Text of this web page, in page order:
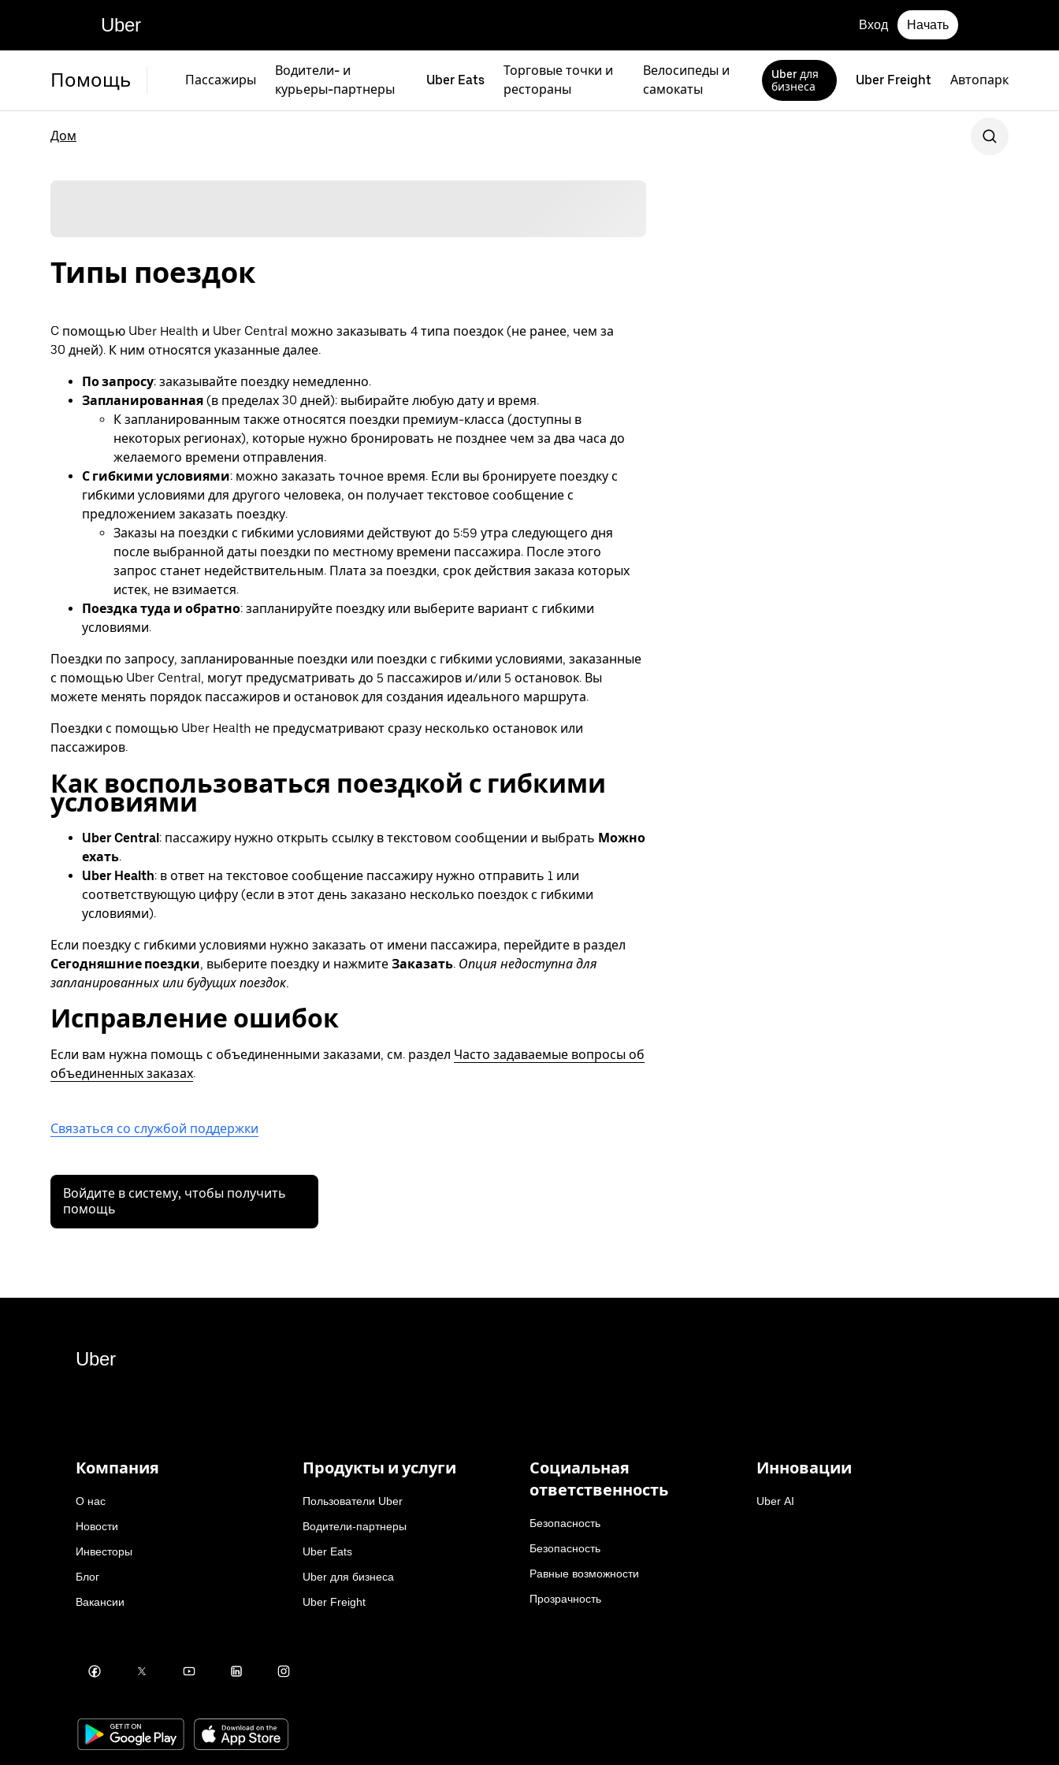
Uber Вход Начать
Помощь Пассажиры
Водители- и
курьеры-партнеры
Uber Eats
Торговые точки и
рестораны
Велосипеды и
самокаты
Uber для
бизнеса
Uber Freight Автопарк
Дом
Типы поездок
C помощью Uber Health и Uber Central можно заказывать 4 типа поездок (не ранее, чем за
30 дней). К ним относятся указанные далее.
По запросу: заказывайте поездку немедленно.
Запланированная (в пределах 30 дней): выбирайте любую дату и время.
К запланированным также относятся поездки премиум-класса (доступны в
некоторых регионах), которые нужно бронировать не позднее чем за два часа до
желаемого времени отправления.
С гибкими условиями: можно заказать точное время. Если вы бронируете поездку с
гибкими условиями для другого человека, он получает текстовое сообщение с
предложением заказать поездку.
Заказы на поездки с гибкими условиями действуют до 5:59 утра следующего дня
после выбранной даты поездки по местному времени пассажира. После этого
запрос станет недействительным. Плата за поездки, срок действия заказа которых
истек, не взимается.
Поездка туда и обратно: запланируйте поездку или выберите вариант с гибкими
условиями.
Поездки по запросу, запланированные поездки или поездки с гибкими условиями, заказанные
с помощью Uber Central, могут предусматривать до 5 пассажиров и/или 5 остановок. Вы
можете менять порядок пассажиров и остановок для создания идеального маршрута.
Поездки с помощью Uber Health не предусматривают сразу несколько остановок или
пассажиров.
Как воспользоваться поездкой с гибкими
условиями
Uber Central: пассажиру нужно открыть ссылку в текстовом сообщении и выбрать Можно
ехать.
Uber Health: в ответ на текстовое сообщение пассажиру нужно отправить 1 или
соответствующую цифру (если в этот день заказано несколько поездок с гибкими
условиями).
Если поездку с гибкими условиями нужно заказать от имени пассажира, перейдите в раздел
Сегодняшние поездки, выберите поездку и нажмите Заказать. Опция недоступна для
запланированных или будущих поездок.
Исправление ошибок
Если вам нужна помощь с объединенными заказами, см. раздел Часто задаваемые вопросы об
объединенных заказах.
Связаться со службой поддержки
Войдите в систему, чтобы получить
помощь
Uber
Компания
О нас
Новости
Инвесторы
Блог
Вакансии
Продукты и услуги
Пользователи Uber
Водители-партнеры
Uber Eats
Uber для бизнеса
Uber Freight
Социальная
ответственность
Безопасность
Безопасность
Равные возможности
Прозрачность
Инновации
Uber AI